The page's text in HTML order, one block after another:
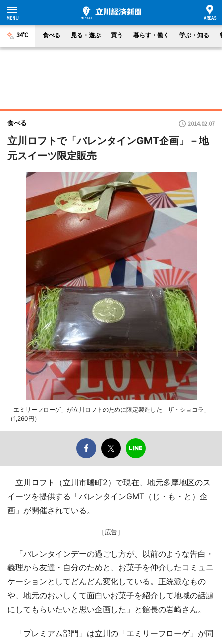
34°C 食べる 見る・遊ぶ 買う 暮らす・働く 学ぶ・知る
食べる 2014.02.07
立川ロフトで「バレンタインGMT企画」－地
元スイーツ限定販売
「エミリーフローゲ」が立川ロフトのために限定製造した「ザ・ショコラ」
（1,260円）
立川ロフト（立川市曙町2）で現在、地元多摩地区のス
イーツを提供する「バレンタインGMT（じ・も・と）企
画」が開催されている。
［広告］
「バレンタインデーの過ごし方が、以前のような告白・
義理から友達・自分のためと、お菓子を仲介したコミュニ
ケーションとしてどんどん変化している。正統派なもの
や、地元のおいしくて面白いお菓子を紹介して地域の話題
にしてもらいたいと思い企画した」と館長の岩崎さん。
「プレミアム部門」は立川の「エミリーフローゲ」が同